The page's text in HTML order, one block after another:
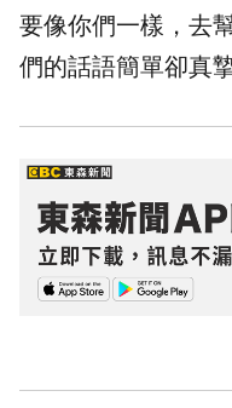
要像你們一樣，去
們的話語簡單卻真